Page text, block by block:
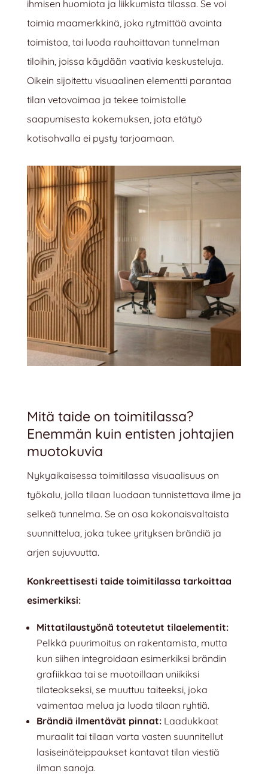
ihmisen huomiota ja liikkumista tilassa. Se voi
toimia maamerkkinä, joka rytmittää avointa
toimistoa, tai luoda rauhoittavan tunnelman
tiloihin, joissa käydään vaativia keskusteluja.
Oikein sijoitettu visuaalinen elementti parantaa
tilan vetovoimaa ja tekee toimistolle
saapumisesta kokemuksen, jota etätyö
kotisohvalla ei pysty tarjoamaan.
Mitä taide on toimitilassa?
Enemmän kuin entisten johtajien
muotokuvia
Nykyaikaisessa toimitilassa visuaalisuus on
työkalu, jolla tilaan luodaan tunnistettava ilme ja
selkeä tunnelma. Se on osa kokonaisvaltaista
suunnittelua, joka tukee yrityksen brändiä ja
arjen sujuvuutta.
Konkreettisesti taide toimitilassa tarkoittaa
esimerkiksi:
Mittatilaustyönä toteutetut tilaelementit:
Pelkkä puurimoitus on rakentamista, mutta
kun siihen integroidaan esimerkiksi brändin
grafiikkaa tai se muotoillaan uniikiksi
tilateokseksi, se muuttuu taiteeksi, joka
vaimentaa melua ja luoda tilaan ryhtiä.
Brändiä ilmentävät pinnat:Laadukkaat
muraalit tai tilaan varta vasten suunnitellut
lasiseinäteippaukset kantavat tilan viestiä
ilman sanoja.